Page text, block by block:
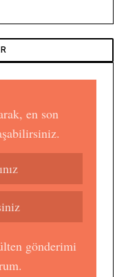
en son
gönderimi